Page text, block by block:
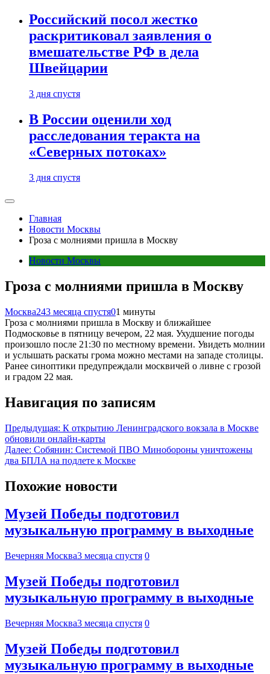
Российский посол жестко
раскритиковал заявления о
вмешательстве РФ в дела
Швейцарии
3 дня спустя
В России оценили ход
расследования теракта на
«Северных потоках»
3 дня спустя
Главная
Новости Москвы
Гроза с молниями пришла в Москву
Новости Москвы
Гроза с молниями пришла в Москву
Москва243 месяца спустя01 минуты
Гроза с молниями пришла в Москву и ближайшее
Подмосковье в пятницу вечером, 22 мая. Ухудшение погоды
произошло после 21:30 по местному времени. Увидеть молнии
и услышать раскаты грома можно местами на западе столицы.
Ранее синоптики предупреждали москвичей о ливне с грозой
и градом 22 мая.
Навигация по записям
Предыдущая: К открытию Ленинградского вокзала в Москве
обновили онлайн-карты
Далее: Собянин: Системой ПВО Минобороны уничтожены
два БПЛА на подлете к Москве
Похожие новости
Музей Победы подготовил
музыкальную программу в выходные
Вечерняя Москва3 месяца спустя 0
Музей Победы подготовил
музыкальную программу в выходные
Вечерняя Москва3 месяца спустя 0
Музей Победы подготовил
музыкальную программу в выходные